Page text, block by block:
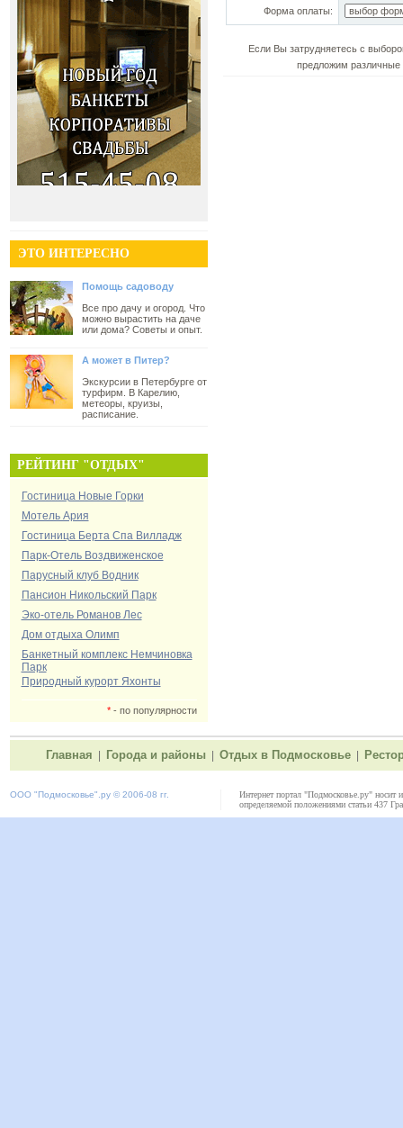
ЭТО ИНТЕРЕСНО
Помощь садоводу
Все про дачу и огород. Что
можно вырастить на даче
или дома? Советы и опыт.
А может в Питер?
Экскурсии в Петербурге от
турфирм. В Карелию,
метеоры, круизы,
расписание.
РЕЙТИНГ "ОТДЫХ"
Гостиница Новые Горки
Мотель Ария
Гостиница Берта Спа Вилладж
Парк-Отель Воздвиженское
Парусный клуб Водник
Пансион Никольский Парк
Эко-отель Романов Лес
Дом отдыха Олимп
Банкетный комплекс Немчиновка
Парк
Природный курорт Яхонты
*- по популярности
Форма оплаты:
Если Вы затрудняетесь с
предложим различные
Главная Города и районы Отдых в Подмосковье
ООО "Подмосковье" .ру © 2006-08 гг.
Интернет портал "Подмосковье.ру" носит
определяемой положениями статьи 437